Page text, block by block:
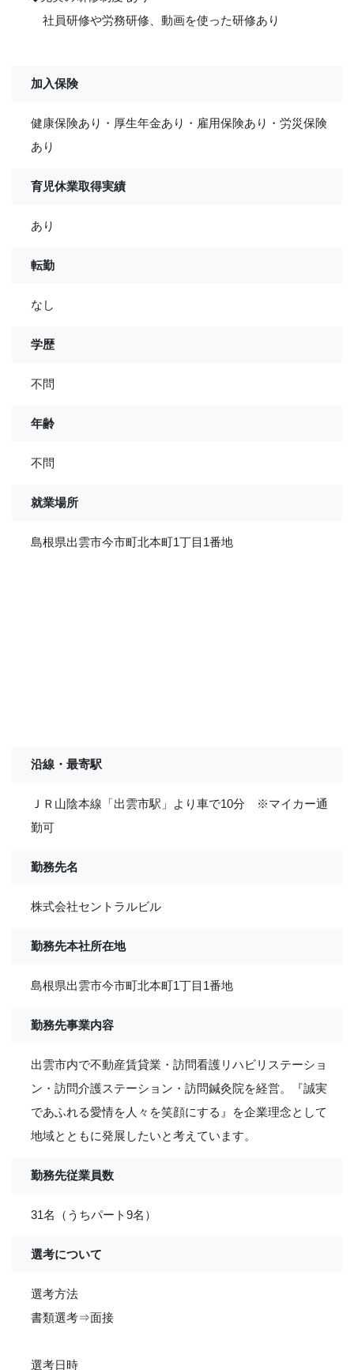
社員研修や労務研修、動画を使った研修あり
加入保険
健康保険あり・厚生年金あり・雇用保険あり・労災保険
あり
育児休業取得実績
あり
転勤
なし
学歴
不問
年齢
不問
就業場所
島根県出雲市今市町北本町1丁目1番地
沿線・最寄駅
ＪＲ山陰本線「出雲市駅」より車で10分 ※マイカー通
勤可
勤務先名
株式会社セントラルビル
勤務先本社所在地
島根県出雲市今市町北本町1丁目1番地
勤務先事業内容
出雲市内で不動産賃貸業・訪問看護リハビリステーショ
ン・訪問介護ステーション・訪問鍼灸院を経営。『誠実
であふれる愛情を人々を笑顔にする』を企業理念として
地域とともに発展したいと考えています。
勤務先従業員数
31名（うちパート9名）
選考について
選考方法
書類選考⇒面接
選考日時